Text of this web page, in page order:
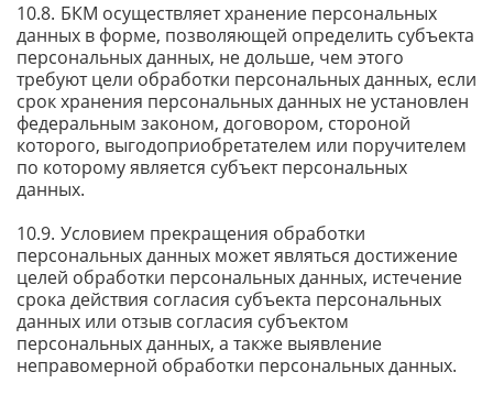
БКМ осуществляет хранение персональных
данных в форме, позволяющей определить субъекта
персональных данных, не дольше, чем этого
требуют цели обработки персональных данных, если
срок хранения персональных данных не установлен
федеральным законом, договором, стороной
которого, выгодоприобретателем или поручителем
по которому является субъект персональных
данных.
Условием прекращения обработки
персональных данных может являться достижение
целей обработки персональных данных, истечение
срока действия согласия субъекта персональных
данных или отзыв согласия субъектом
персональных данных, а также выявление
неправомерной обработки персональных данных.